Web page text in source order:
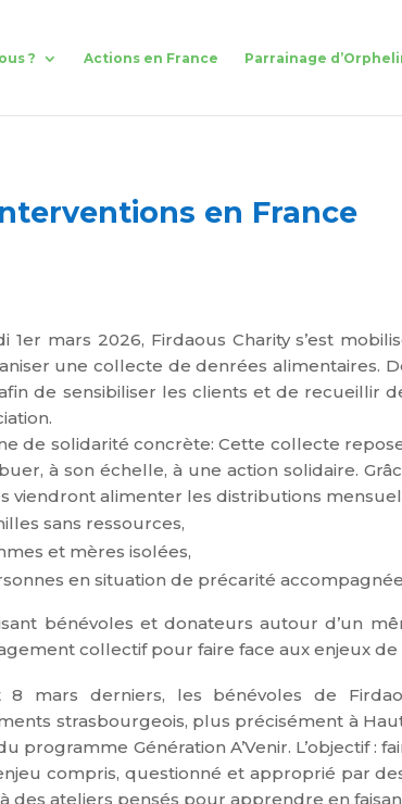
? Actions en France Parrainage
en France
1er mars 2026, Firdaous Charity s’est
une collecte de denrées alimentaires.
de sensibiliser les clients et de recueillir
de solidarité concrète:Cette collecte
à son échelle, à une action solidaire.
viendront alimenter les distributions
sans ressources,
et mères isolées,
en situation de précarité
bénévoles et donateurs autour d’un
collectif pour faire face aux enjeux
mars derniers, les bénévoles de
strasbourgeois, plus précisément à
programme Génération A’Venir. L’objectif :
compris, questionné et approprié par
des ateliers pensés pour apprendre en